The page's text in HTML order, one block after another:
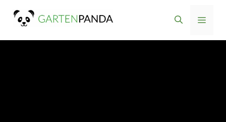
Inhalt
Menü